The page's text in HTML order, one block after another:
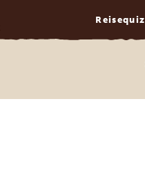
Reisequiz